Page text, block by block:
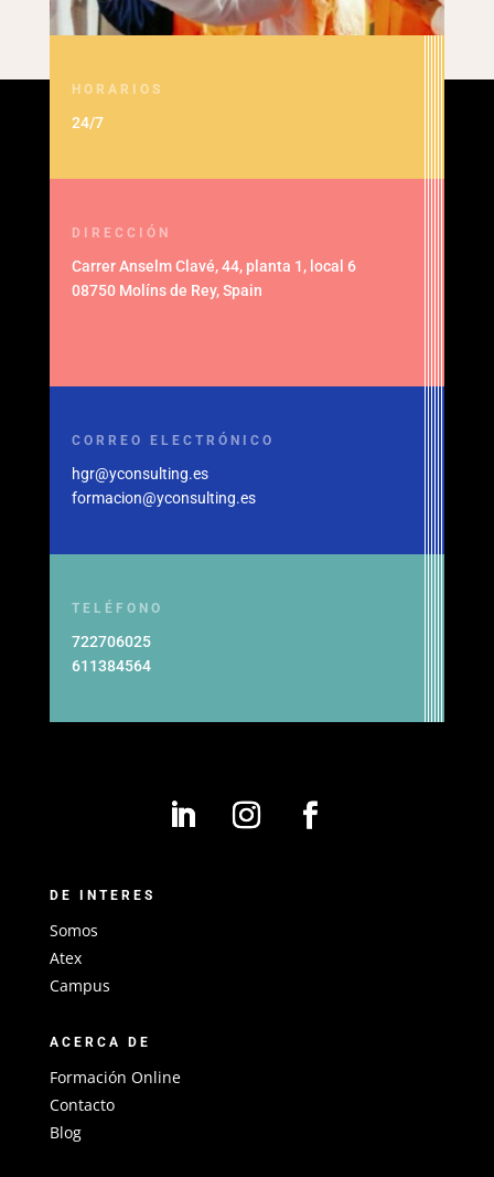
HORARIOS
24/7
DIRECCIÓN
Carrer Anselm Clavé, 44, planta 1, local 6
08750 Molíns de Rey, Spain
CORREO ELECTRÓNICO
hgr@yconsulting.es
formacion@yconsulting.es
TELÉFONO
722706025
611384564
DE INTERES
Somos
Atex
Campus
ACERCA DE
Formación Online
Contacto
Blog